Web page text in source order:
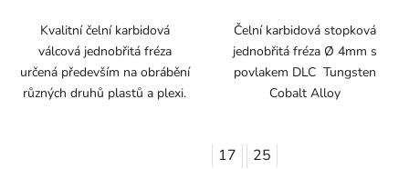
Kvalitní čelní karbidová
válcová jednobřitá fréza
určená především na obrábění
různých druhů plastů a plexi.
Čelní karbidová stopková
jednobřitá fréza Ø 4mm s
povlakem DLC Tungsten
Cobalt Alloy
17 25